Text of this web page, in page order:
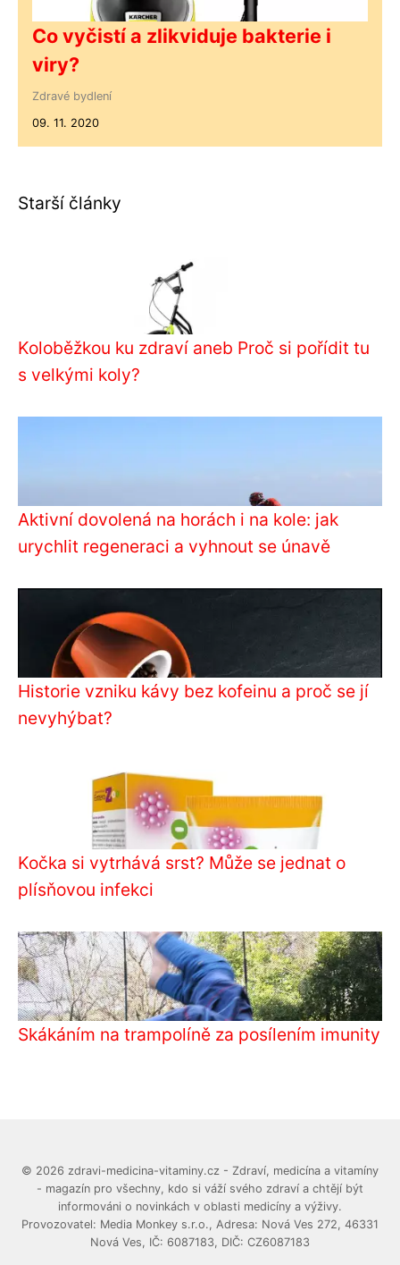
Co vyčistí a zlikviduje bakterie i
viry?
Zdravé bydlení
09. 11. 2020
Starší články
Koloběžkou ku zdraví aneb Proč si pořídit tu
s velkými koly?
Aktivní dovolená na horách i na kole: jak
urychlit regeneraci a vyhnout se únavě
Historie vzniku kávy bez kofeinu a proč se jí
nevyhýbat?
Kočka si vytrhává srst? Může se jednat o
plísňovou infekci
Skákáním na trampolíně za posílením imunity
© 2026 zdravi-medicina-vitaminy.cz - Zdraví, medicína a vitamíny
- magazín pro všechny, kdo si váží svého zdraví a chtějí být
informováni o novinkách v oblasti medicíny a výživy.
Provozovatel: Media Monkey s.r.o., Adresa: Nová Ves 272, 46331
Nová Ves, IČ: 6087183, DIČ: CZ6087183